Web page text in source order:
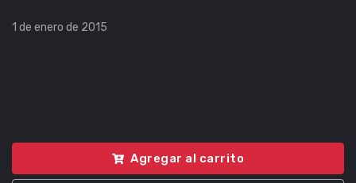
1 de enero de 2015
Agregar al carrito